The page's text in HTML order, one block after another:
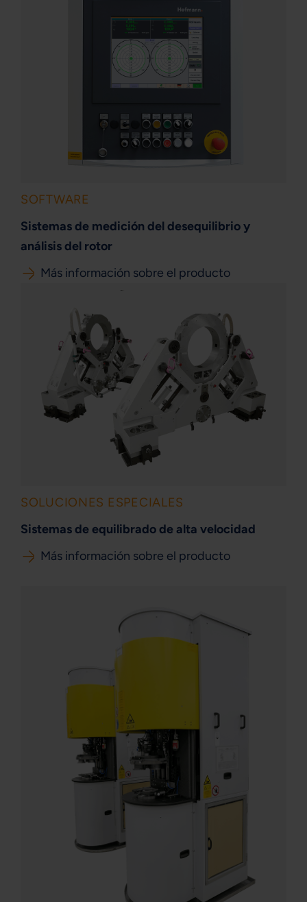
SOFTWARE
Sistemas de medición del desequilibrio y
análisis del rotor
Más información sobre el producto
SOLUCIONES ESPECIALES
Sistemas de equilibrado de alta velocidad
Más información sobre el producto